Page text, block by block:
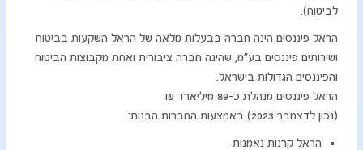
לביטוח).
הראל פיננסים הינה חברה בבעלות מלאה של הראל השקעות בביטוח
ושירותים פיננסים בע"מ, שהינה חברה ציבורית ואחת מקבוצות הביטוח
והפיננסים הגדולות בישראל.
הראל פיננסים מנהלת כ-89 מיליארד
₪
(נכון לדצמבר 2023) באמצעות החברות הבנות:
הראל קרנות נאמנות​